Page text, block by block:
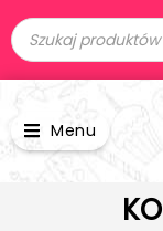
Menu